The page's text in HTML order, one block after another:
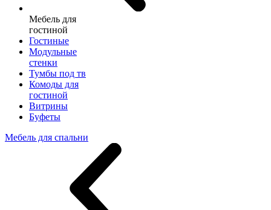
Мебель для
гостиной
Гостиные
Модульные
стенки
Тумбы под тв
Комоды для
гостиной
Витрины
Буфеты
Мебель для спальни